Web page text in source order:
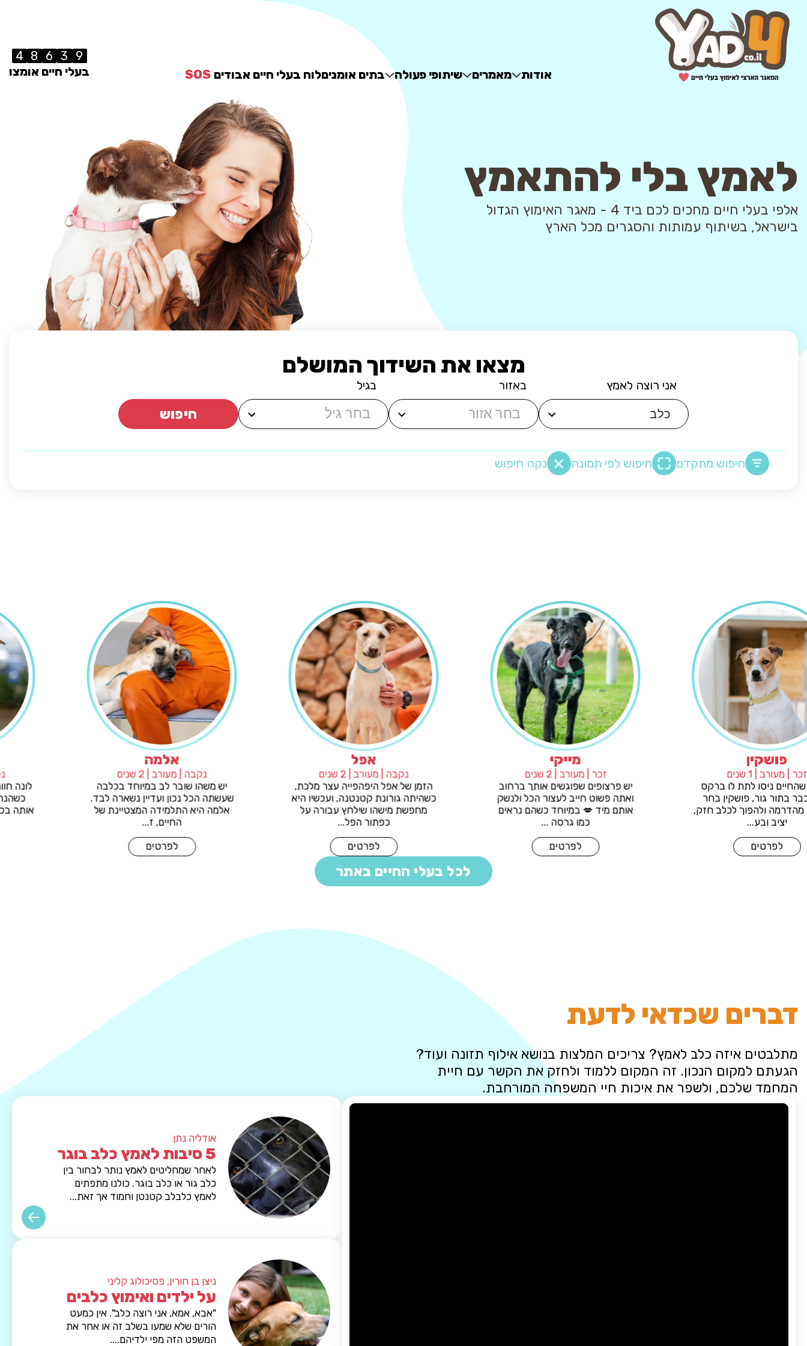
אודות מאמרים שיתופי פעולה בתים אומניםלוח בעלי חיים אבודים SOS
9
3
6
8
4
בעלי חיים אומצו
לאמץ בלי להתאמץ
אלפי בעלי חיים מחכים לכם ביד 4 - מאגר האימוץ הגדול
בישראל, בשיתוף עמותות והסגרים מכל הארץ
מצאו את השידוך המושלם
אני רוצה לאמץ באזור בגיל
חיפוש
חיפוש מתקדם חיפוש לפי תמונה נקה חיפוש
זכר | מעורב | 1 שנים
למרות שהחיים ניסו לתת לו ברקס
רציני כבר בתור גור, פושקין בחר
להתעלם מהדרמה ולהפוך לכלב חזק,
זכר | מעורב | 2 שנים
יש פרצופים שפוגשים אותך ברחוב
ואתה פשוט חייב לעצור הכל ולנשק
אותם מיד 💋 במיוחד כשהם נראים
נקבה | מעורב | 2 שנים
הזמן של אפל היפהפייה עצר מלכת,
כשהיתה גורונת קטנטנה, ועכשיו היא
מחפשת מישהו שילחץ עבורה על
נקבה | מעורב | 2 שנים
יש משהו שובר לב במיוחד בכלבה
שעשתה הכל נכון ועדיין נשארה לבד.
אלמה היא התלמידה המצטיינת של
לכל בעלי החיים באתר
דברים שכדאי לדעת
מתלבטים איזה כלב לאמץ? צריכים המלצות בנושא אילוף תזונה ועוד?
הגעתם למקום הנכון. זה המקום ללמוד ולחזק את הקשר עם חיית
המחמד שלכם, ולשפר את איכות חיי המשפחה המורחבת.
אודליה נתן
5 סיבות לאמץ כלב בוגר
לאחר שמחליטים לאמץ נותר לבחור בין
כלב גור או כלב בוגר. כולנו מתפתים
לאמץ כלבלב קטנטן וחמוד אך זאת...
ניצן בן חורין, פסיכולוג קליני
על ילדים ואימוץ כלבים
"אבא, אמא, אני רוצה כלב". אין כמעט
הורים שלא שמעו בשלב זה או אחר את
המשפט הזה מפי ילדיהם....